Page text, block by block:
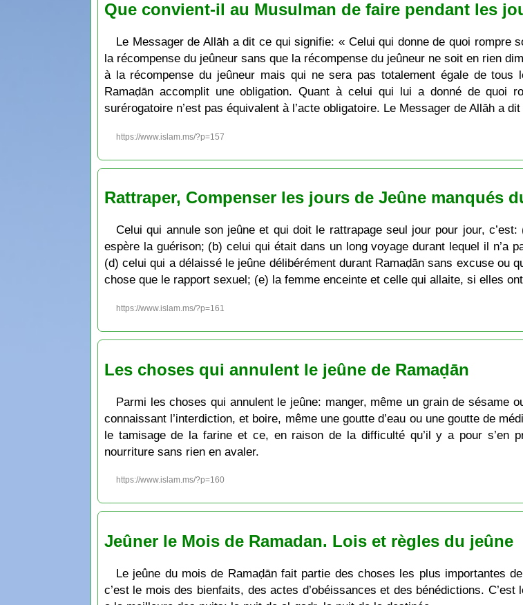
Que convient-il au Musulman de faire pendant les
Le Messager de Allāh a dit ce qui signifie: « Celui qui donne de quoi rompre
la récompense du jeûneur sans que la récompense du jeûneur ne soit en rien
à la récompense du jeûneur mais qui ne sera pas totalement égale de
Ramaḍān accomplit une obligation. Quant à celui qui lui a donné de quoi
surérogatoire n’est pas équivalent à l’acte obligatoire. Le Messager de Allāh a
https://www.islam.ms/?p=157
Rattraper, Compenser les jours de Jeûne manqués
Celui qui annule son jeûne et qui doit le rattrapage seul jour pour jour,
espère la guérison; (b) celui qui était dans un long voyage durant lequel il n’a
(d) celui qui a délaissé le jeûne délibérément durant Ramaḍān sans excuse ou
chose que le rapport sexuel; (e) la femme enceinte et celle qui allaite, si elles
https://www.islam.ms/?p=161
Les choses qui annulent le jeûne de Ramaḍān
Parmi les choses qui annulent le jeûne: manger, même un grain de sésame
connaissant l’interdiction, et boire, même une goutte d’eau ou une goutte de
le tamisage de la farine et ce, en raison de la difficulté qu’il y a pour s’en
nourriture sans rien en avaler.
https://www.islam.ms/?p=160
Jeûner le Mois de Ramadan. Lois et règles du jeûne
Le jeûne du mois de Ramaḍān fait partie des choses les plus importantes
c’est le mois des bienfaits, des actes d’obéissances et des bénédictions.